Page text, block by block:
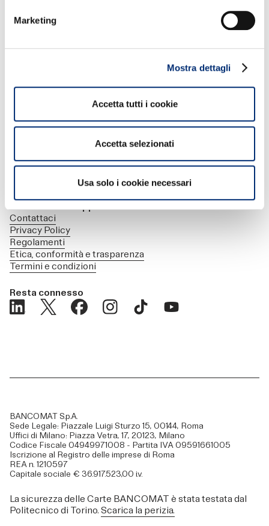
Marketing
Mostra dettagli
Accetta tutti i cookie
Accetta selezionati
Usa solo i cookie necessari
Brand manifesto
La leadership
Eventi & news
Le passioni
Documenti & Supporto
Contattaci
Privacy Policy
Regolamenti
Etica, conformità e trasparenza
Termini e condizioni
Resta connesso
BANCOMAT S.p.A.
Sede Legale: Piazzale Luigi Sturzo 15, 00144, Roma
Uffici di Milano: Piazza Vetra, 17, 20123, Milano
Codice Fiscale 04949971008 - Partita IVA 09591661005
Iscrizione al Registro delle imprese di Roma
REA n. 1210597
Capitale sociale € 36.917.523,00 i.v.
La sicurezza delle Carte BANCOMAT è stata testata dal
Politecnico di Torino. Scarica la perizia.